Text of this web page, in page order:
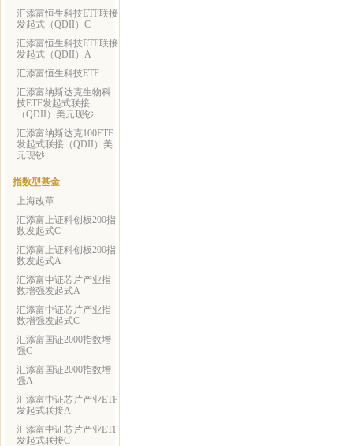
汇添富恒生科技ETF联接
发起式（QDII）C
汇添富恒生科技ETF联接
发起式（QDII）A
汇添富恒生科技ETF
汇添富纳斯达克生物科
技ETF发起式联接
（QDII）美元现钞
汇添富纳斯达克100ETF
发起式联接（QDII）美
元现钞
指数型基金
上海改革
汇添富上证科创板200指
数发起式C
汇添富上证科创板200指
数发起式A
汇添富中证芯片产业指
数增强发起式A
汇添富中证芯片产业指
数增强发起式C
汇添富国证2000指数增
强C
汇添富国证2000指数增
强A
汇添富中证芯片产业ETF
发起式联接A
汇添富中证芯片产业ETF
发起式联接C